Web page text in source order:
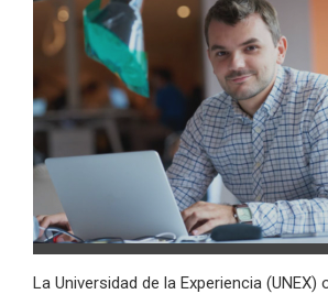
La Universidad de la Experiencia